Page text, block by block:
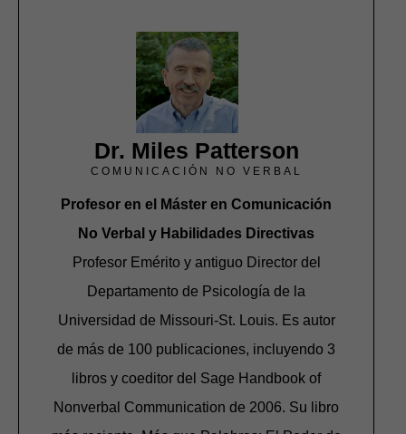
Dr. Miles Patterson
COMUNICACIÓN NO VERBAL
Profesor en el Máster en Comunicación
No Verbal y Habilidades Directivas
Profesor Emérito y antiguo Director del
Departamento de Psicología de la
Universidad de Missouri-St. Louis. Es autor
de más de 100 publicaciones, incluyendo 3
libros y coeditor del Sage Handbook of
Nonverbal Communication de 2006. Su libro